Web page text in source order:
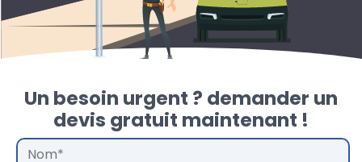
Un besoin urgent ? demander un
devis gratuit maintenant !